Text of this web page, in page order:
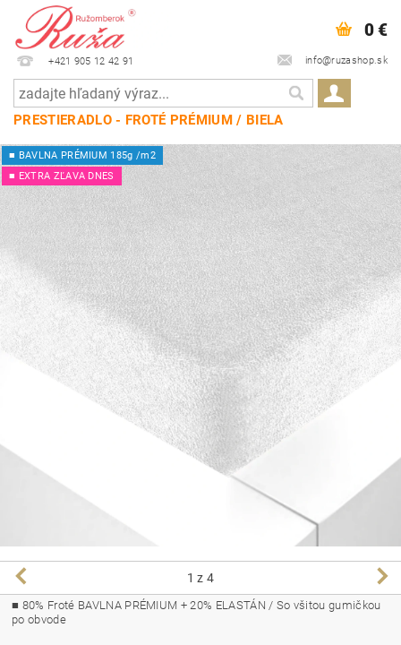
+421 905 12 42 91 info@ruzashop.sk
0 €
PRESTIERADLO - FROTÉ PRÉMIUM / BIELA
■ BAVLNA PRÉMIUM 185g /m2
■ EXTRA ZĽAVA DNES
1 z 4
■ 80% Froté BAVLNA PRÉMIUM + 20% ELASTÁN / So všitou gumičkou
po obvode